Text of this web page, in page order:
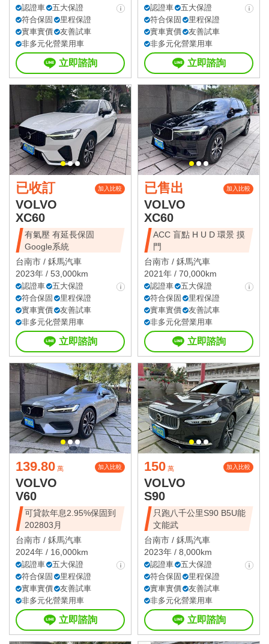
認證車
五大保證
符合保固
里程保證
實車實價
友善試車
非多元化營業用車
立即諮詢
認證車
五大保證
符合保固
里程保證
實車實價
友善試車
非多元化營業用車
立即諮詢
已收訂 加入比較
VOLVO
XC60
有氣壓 有延長保固
Google系統
台南市 / 鉌馬汽車
2023年 / 53,000km
認證車
五大保證
符合保固
里程保證
實車實價
友善試車
非多元化營業用車
立即諮詢
已售出 加入比較
VOLVO
XC60
ACC 盲點 H U D 環景 摸
門
台南市 / 鉌馬汽車
2021年 / 70,000km
認證車
五大保證
符合保固
里程保證
實車實價
友善試車
非多元化營業用車
立即諮詢
139.80 萬 加入比較
VOLVO
V60
可貸款年息2.95%保固到
202803月
台南市 / 鉌馬汽車
2024年 / 16,000km
認證車
五大保證
符合保固
里程保證
實車實價
友善試車
非多元化營業用車
立即諮詢
150 萬 加入比較
VOLVO
S90
只跑八千公里S90 B5U能
文能武
台南市 / 鉌馬汽車
2023年 / 8,000km
認證車
五大保證
符合保固
里程保證
實車實價
友善試車
非多元化營業用車
立即諮詢